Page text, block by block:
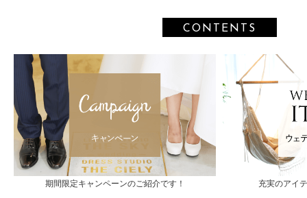
CONTENTS
期間限定キャンペーンのご紹介です！ 充実のアイ